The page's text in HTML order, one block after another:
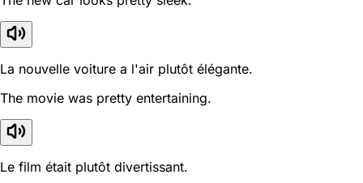
La nouvelle voiture a l'air plutôt élégante.
The movie was pretty entertaining.
Le film était plutôt divertissant.